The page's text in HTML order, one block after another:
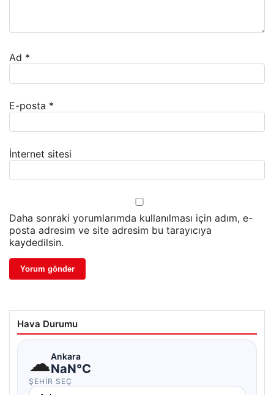
Ad *
E-posta *
İnternet sitesi
Daha sonraki yorumlarımda kullanılması için adım, e-
posta adresim ve site adresim bu tarayıcıya
kaydedilsin.
Hava Durumu
☁Ankara
NaN°C
ŞEHIR SEÇ